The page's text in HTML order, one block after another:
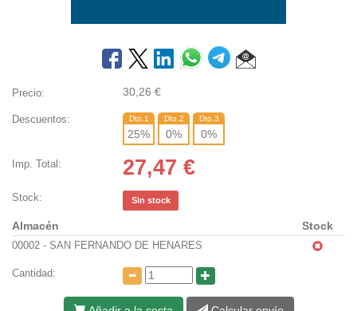
Precio: 30,26 €
Descuentos: Dto.1
25%
Dto.2
0%
Dto.3
0%
Imp. Total: 27,47 €
Stock: Sin stock
Almacén Stock
00002 - SAN FERNANDO DE HENARES
Cantidad: